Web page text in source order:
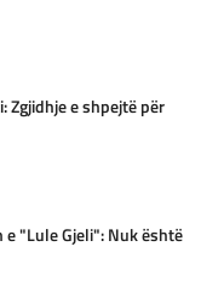
Zgjidhje e shpejtë për
"Lule Gjeli": Nuk është